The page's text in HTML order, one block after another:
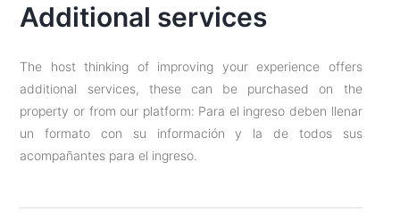
Additional services
The host thinking of improving your experience offers
additional services, these can be purchased on the
property or from our platform: Para el ingreso deben llenar
un formato con su información y la de todos sus
acompañantes para el ingreso.